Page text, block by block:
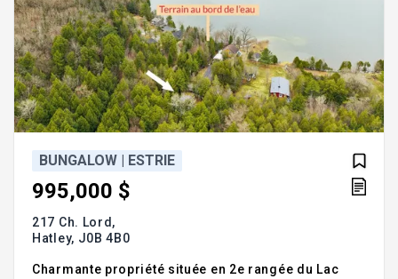
BUNGALOW | ESTRIE
995,000 $
217 Ch. Lord,
Hatley, J0B 4B0
Charmante propriété située en 2e rangée du Lac